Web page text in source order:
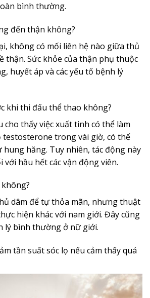
bình thường.
đến thận không?
không có mối liên hệ nào giữa thủ
thận. Sức khỏe của thận phụ thuộc
huyết áp và các yếu tố bệnh lý
khi thi đấu thể thao không?
cho thấy việc xuất tinh có thể làm
testosterone trong vài giờ, có thể
hăng. Tuy nhiên, tác động này
hầu hết các vận động viên.
không?
dâm để tự thỏa mãn, nhưng thuật
hiện khác với nam giới. Đây cũng
lý bình thường ở nữ giới.
tần suất sóc lọ nếu cảm thấy quá